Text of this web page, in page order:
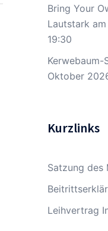
Bring Your
Lautstark
19:30
Kerwebaum-
Oktober
Kurzlinks
Satzung des
Leihvertrag